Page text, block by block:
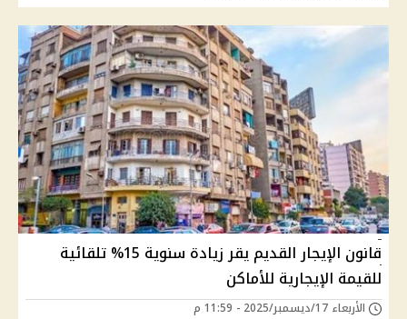
قانون الإيجار القديم يقر زيادة سنوية 15% تلقائية
للقيمة الإيجارية للأماكن
الأربعاء 17/ديسمبر/2025 - 11:59 م